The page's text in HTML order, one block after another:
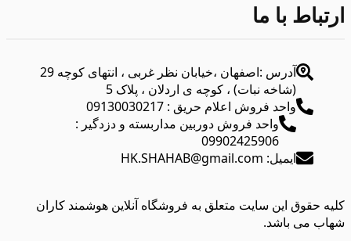
ارتباط با ما
آدرس :اصفهان ،خیابان نظر غربی ، انتهای کوچه 29
(شاخه نبات) ، کوچه ی اردلان ، پلاک 5
واحد فروش اعلام حریق : 09130030217
واحد فروش دوربین مداربسته و دزدگیر :
09902425906
ایمیل: HK.SHAHAB@gmail.com
کلیه حقوق این سایت متعلق به فروشگاه آنلاین هوشمند کاران
شهاب می باشد.